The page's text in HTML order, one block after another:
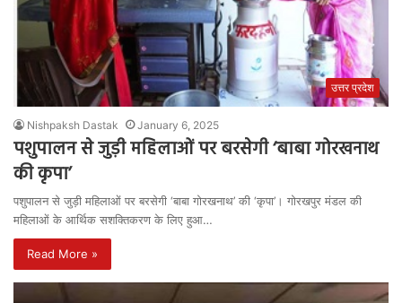
उत्तर प्रदेश
Nishpaksh Dastak January 6, 2025
पशुपालन से जुड़ी महिलाओं पर बरसेगी ‘बाबा गोरखनाथ
की कृपा’
पशुपालन से जुड़ी महिलाओं पर बरसेगी ‘बाबा गोरखनाथ’ की ‘कृपा’। गोरखपुर मंडल की
महिलाओं के आर्थिक सशक्तिकरण के लिए हुआ…
Read More »